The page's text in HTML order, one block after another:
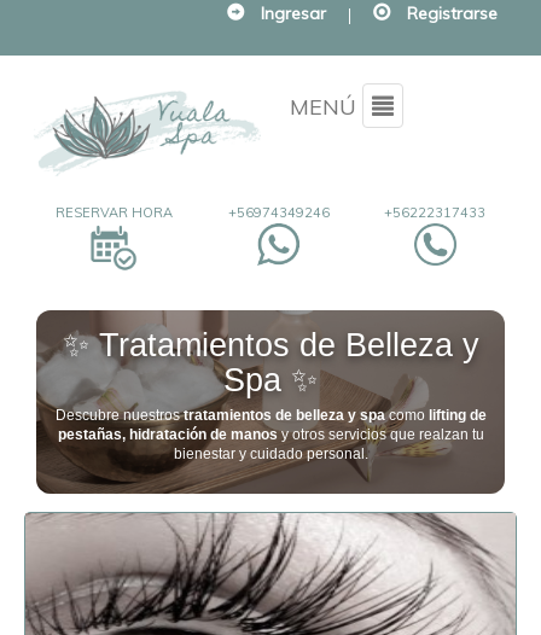
Ingresar | Registrarse
MENÚ Menu
+56222317433
+56974349246
RESERVAR HORA
✨ Tratamientos de Belleza y
Spa ✨
Descubre nuestrostratamientos de belleza y spacomo lifting de
pestañas, hidratación de manosy otros servicios que realzan tu
bienestar y cuidado personal.